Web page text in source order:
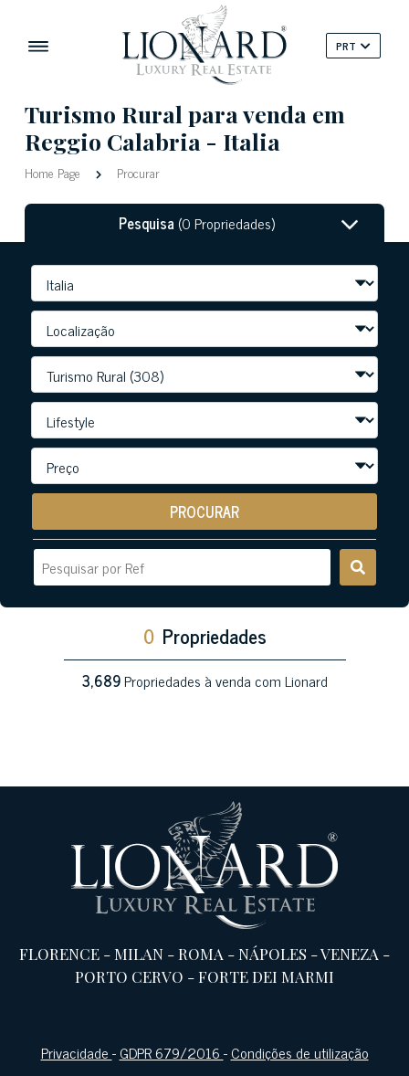
PRT
Turismo Rural para venda em
Reggio Calabria - Italia
Home Page Procurar
Pesquisa(0 Propriedades)
PROCURAR
0 Propriedades
3,689Propriedades à venda com Lionard
FLORENCE -MILAN -ROMA -NÁPOLES -VENEZA -
PORTO CERVO -FORTE DEI MARMI
Privacidade-GDPR 679/2016-Condições de utilização